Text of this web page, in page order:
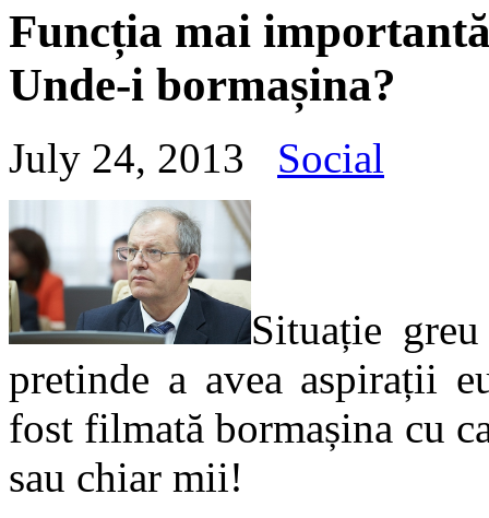
Funcția mai
Unde-i bormașina?
July 24, 2013 Social
Situație
pretinde a avea aspirații
fost filmată bormașina cu
sau chiar mii!